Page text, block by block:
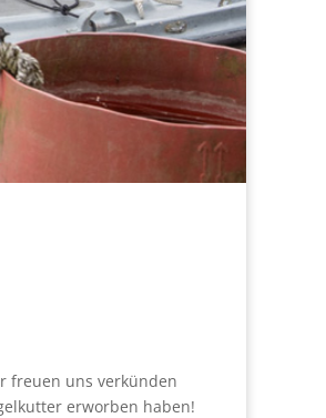
freuen uns verkünden
erworben haben!